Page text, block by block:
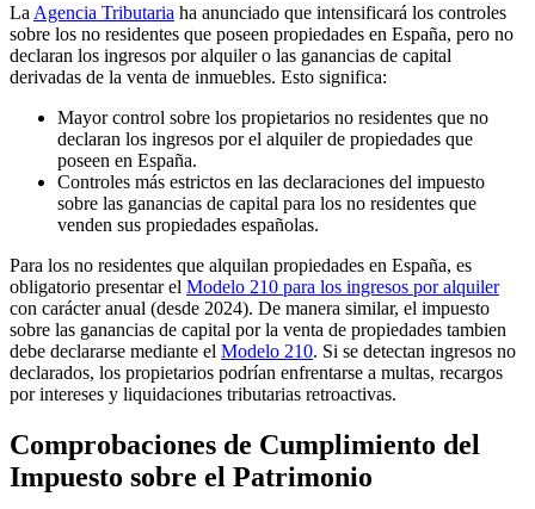
La Agencia Tributaria ha anunciado que intensificará los controles
sobre los no residentes que poseen propiedades en España, pero no
declaran los ingresos por alquiler o las ganancias de capital
derivadas de la venta de inmuebles. Esto significa:
Mayor control sobre los propietarios no residentes que no
declaran los ingresos por el alquiler de propiedades que
poseen en España.
Controles más estrictos en las declaraciones del impuesto
sobre las ganancias de capital para los no residentes que
venden sus propiedades españolas.
Para los no residentes que alquilan propiedades en España, es
obligatorio presentar el Modelo 210 para los ingresos por alquiler
con carácter anual (desde 2024). De manera similar, el impuesto
sobre las ganancias de capital por la venta de propiedades tambien
debe declararse mediante el Modelo 210. Si se detectan ingresos no
declarados, los propietarios podrían enfrentarse a multas, recargos
por intereses y liquidaciones tributarias retroactivas.
Comprobaciones de Cumplimiento del
Impuesto sobre el Patrimonio